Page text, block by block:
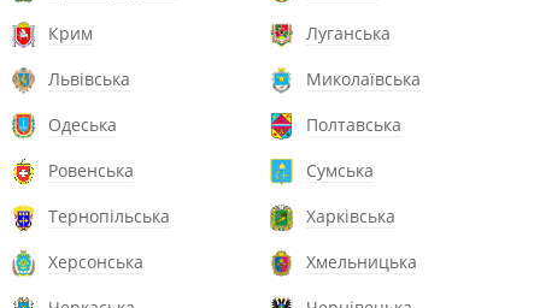
Крим
Луганська
Львівська
Миколаївська
Одеська
Полтавська
Ровенська
Сумська
Тернопільська
Харківська
Херсонська
Хмельницька